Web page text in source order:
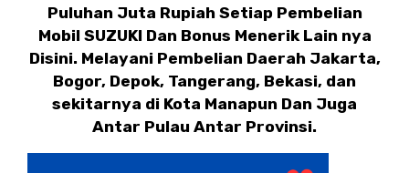
Puluhan Juta Rupiah Setiap Pembelian
Mobil SUZUKI Dan Bonus Menerik Lain nya
Disini. Melayani Pembelian Daerah Jakarta,
Bogor, Depok, Tangerang, Bekasi, dan
sekitarnya di Kota Manapun Dan Juga
Antar Pulau Antar Provinsi.